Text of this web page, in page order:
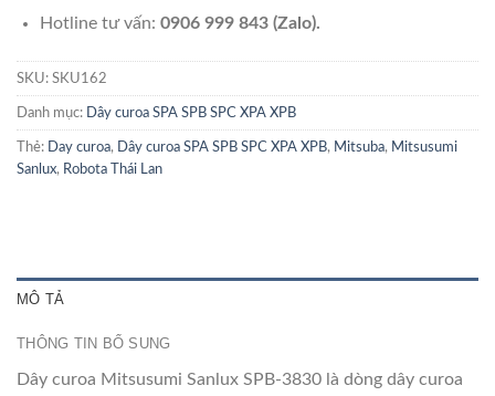
Hotline tư vấn: 0906 999 843 (Zalo).
SKU: SKU162
Danh mục: Dây curoa SPA SPB SPC XPA XPB
Thẻ: Day curoa, Dây curoa SPA SPB SPC XPA XPB, Mitsuba, Mitsusumi
Sanlux, Robota Thái Lan
MÔ TẢ
THÔNG TIN BỔ SUNG
Dây curoa Mitsusumi Sanlux SPB-3830 là dòng dây curoa